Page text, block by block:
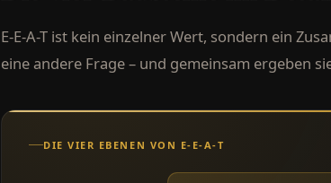
E-E-A-T ist kein einzelner Wert, sondern ein
eine andere Frage – und gemeinsam ergeben
DIE VIER EBENEN VON E-E-A-T